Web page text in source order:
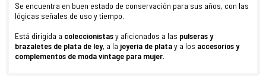
Se encuentra en buen estado de conservación para sus años, con las
lógicas señales de uso y tiempo.
Está dirigida a coleccionistasy aficionados a las pulseras y
brazaletes de plata de ley, a la joyería de platay a los accesorios y
complementos de moda vintage para mujer.